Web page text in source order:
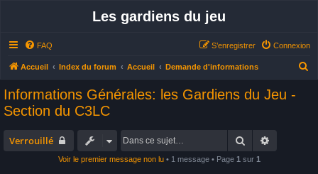
Les gardiens du jeu
FAQ Connexion
S’enregistrer
Accueil Index du forum Accueil Demande d'informations
Informations Générales: les Gardiens du Jeu -
Section du C3LC
Verrouillé Rechercher
Voir le premier message non lu• 1 message • Page 1 sur 1